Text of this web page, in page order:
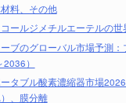
料、その他
ールジメチルエーテルの世
ブのグローバル市場予測：
）
タブル酸素濃縮器市場
、膜分離